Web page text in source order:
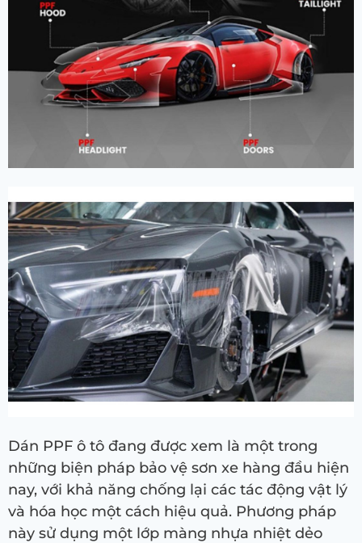
Dán PPF ô tô đang được xem là một trong
những biện pháp bảo vệ sơn xe hàng đầu hiện
nay, với khả năng chống lại các tác động vật lý
và hóa học một cách hiệu quả. Phương pháp
này sử dụng một lớp màng nhựa nhiệt dẻo